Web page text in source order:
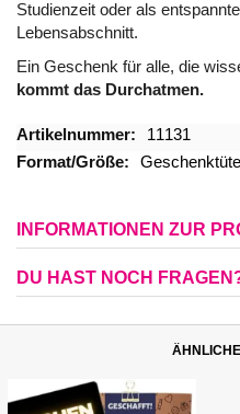
Studienzeit oder als
Lebensabschnitt.
Ein Geschenk für alle, die
kommt das Durchatmen.
Mehr
Informationen
11131
INFORMATIONEN ZUR
DU HAST NOCH